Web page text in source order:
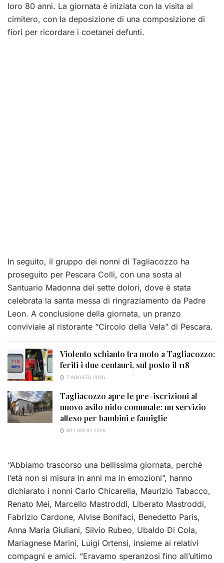
loro 80 anni. La giornata è iniziata con la visita al
cimitero, con la deposizione di una composizione di
fiori per ricordare i coetanei defunti.
In seguito, il gruppo dei nonni di Tagliacozzo ha
proseguito per Pescara Colli, con una sosta al
Santuario Madonna dei sette dolori, dove è stata
celebrata la santa messa di ringraziamento da Padre
Leon. A conclusione della giornata, un pranzo
conviviale al ristorante “Circolo della Vela” di Pescara.
Violento schianto tra moto a Tagliacozzo:
feriti i due centauri, sul posto il 118
7 AGOSTO 2026
Tagliacozzo apre le pre-iscrizioni al
nuovo asilo nido comunale: un servizio
atteso per bambini e famiglie
30 LUGLIO 2026
“Abbiamo trascorso una bellissima giornata, perché
l’età non si misura in anni ma in emozioni”, hanno
dichiarato i nonni Carlo Chicarella, Maurizio Tabacco,
Renato Mei, Marcello Mastroddi, Liberato Mastroddi,
Fabrizio Cardone, Alvise Bonifaci, Benedetto Paris,
Anna Maria Giuliani, Silvio Rubeo, Ubaldo Di Cola,
Mariagnese Marini, Luigi Ortensi, insieme ai relativi
compagni e amici. “Eravamo speranzosi fino all’ultimo